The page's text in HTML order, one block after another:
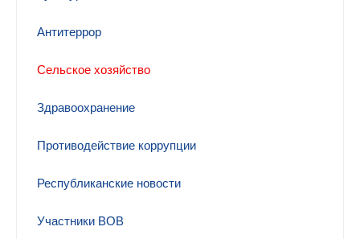
Антитеррор
Сельское хозяйство
Здравоохранение
Противодействие коррупции
Республиканские новости
Участники ВОВ